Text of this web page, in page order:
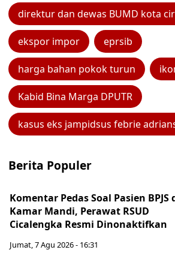
direktur dan dewas BUMD kota
ekspor impor eprsib
harga bahan pokok turun
Kabid Bina Marga DPUTR
kasus eks jampidsus febrie
Berita Populer
Komentar Pedas Soal Pasien BPJS
Kamar Mandi, Perawat RSUD
Cicalengka Resmi Dinonaktifkan
Jumat, 7 Agu 2026 - 16:31